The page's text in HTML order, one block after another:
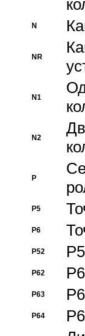
N
NR
N1
N2
P
P5
P6
P52
P62
P63
P64